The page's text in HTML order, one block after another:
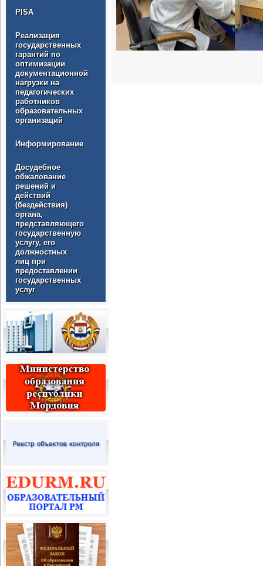
PISA
Реализация
государственных
гарантий по
оптимизации
документационной
нагрузки на
педагогических
работников
образовательных
организаций
Информирование
Досудебное
обжалование
решений и
действий
(бездействия)
органа,
представляющего
государственную
услугу, его
должностных
лиц при
предоставлении
государственных
услуг